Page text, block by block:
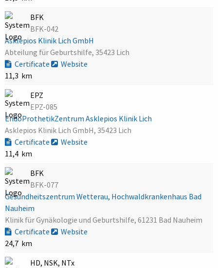
BFK
BFK-042
Asklepios Klinik Lich GmbH
Abteilung für Geburtshilfe, 35423 Lich
Certificate
Website
11,3 km
EPZ
EPZ-085
EndoProthetikZentrum Asklepios Klinik Lich
Asklepios Klinik Lich GmbH, 35423 Lich
Certificate
Website
11,4 km
BFK
BFK-077
Gesundheitszentrum Wetterau, Hochwaldkrankenhaus Bad
Nauheim
Klinik für Gynäkologie und Geburtshilfe, 61231 Bad Nauheim
Certificate
Website
24,7 km
HD, NSK, NTx